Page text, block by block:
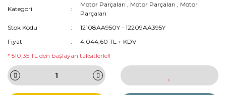
Kategori
Motor Parçaları , Motor Parçaları , Motor
Parçaları
Stok Kodu
12108AA950Y - 12209AA395Y
Fiyat
4.044,60 TL + KDV
* 510,35 TL den başlayan taksitlerle!!